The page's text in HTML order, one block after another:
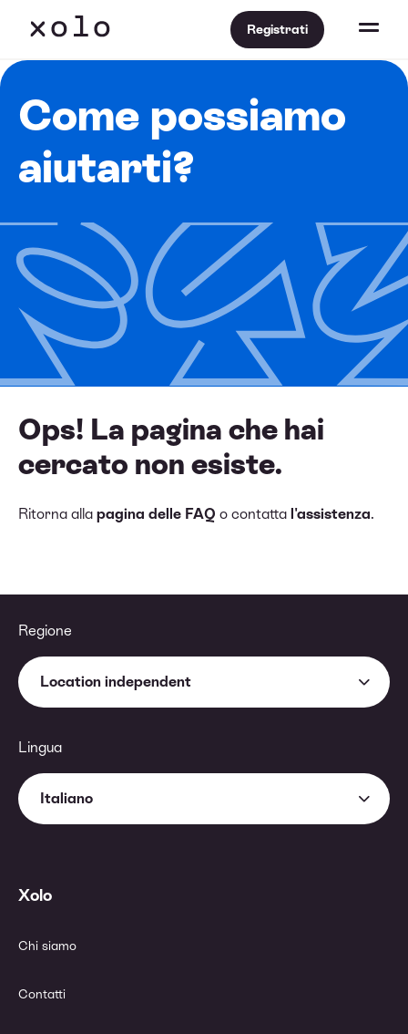
Registrati
Come possiamo
aiutarti?
Ops! La pagina che hai
cercato non esiste.
Ritorna alla pagina delle FAQ o contatta l'assistenza.
Regione
Location independent
Lingua
Italiano
Xolo
Chi siamo
Contatti